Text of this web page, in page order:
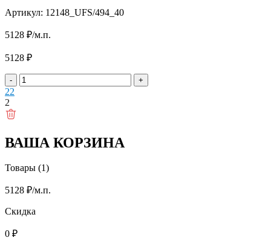
Артикул: 12148_UFS/494_40
5128 ₽/м.п.
5128 ₽
- +
22
2
ВАША КОРЗИНА
Товары (1)
5128 ₽/м.п.
Скидка
0 ₽